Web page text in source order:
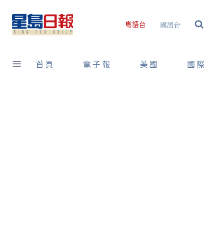
content
粵語台 國語台
首頁 電子報 美國 國際